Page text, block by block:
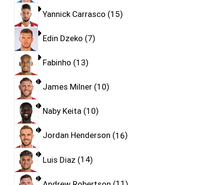
Yannick Carrasco 15
Edin Dzeko 7
Fabinho 13
James Milner 10
Naby Keita 10
Jordan Henderson 16
Luis Diaz 14